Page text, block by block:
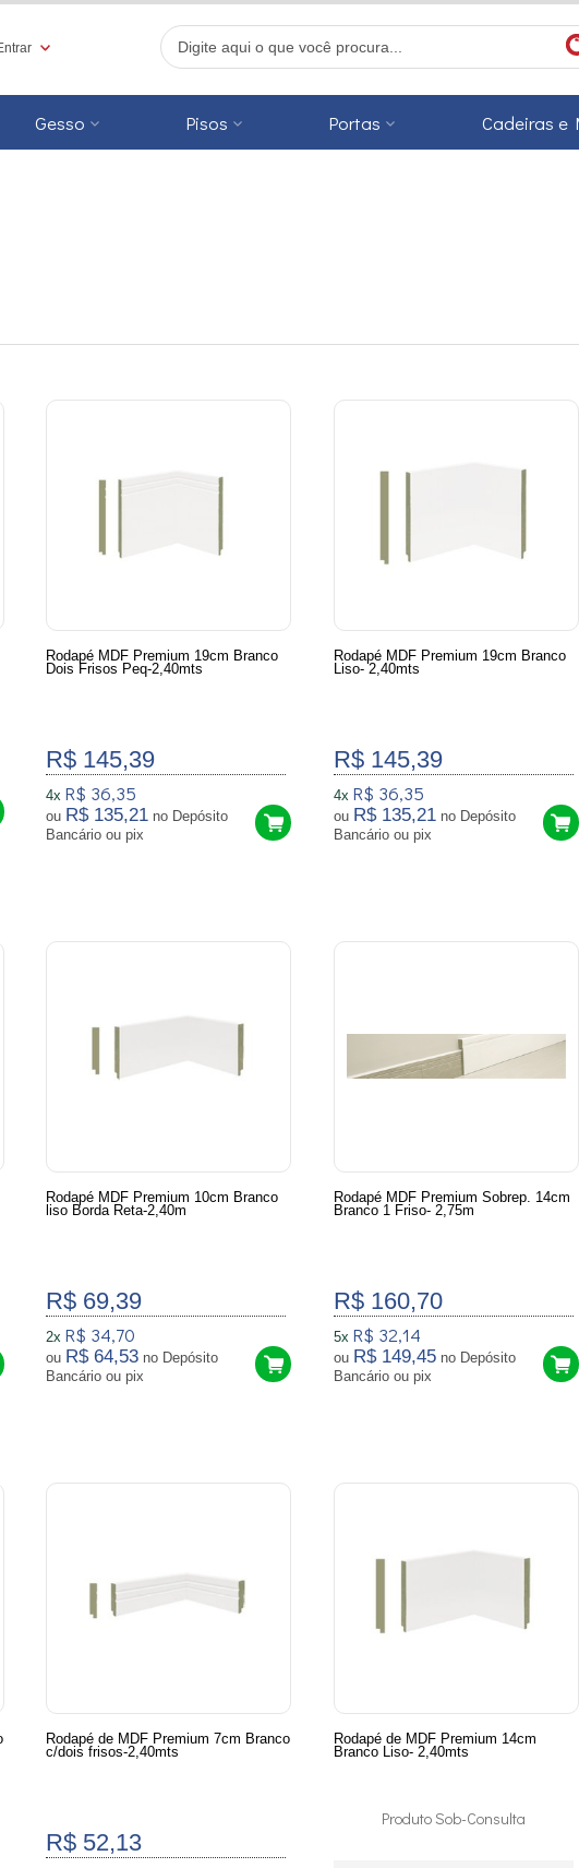
Gesso Pisos Portas Cadeiras e
Rodapé MDF Premium 19cm Branco
Dois Frisos Peq-2,40mts
R$ 145,39
4x R$ 36,35
ou R$ 135,21 no Depósito
Bancário ou pix
Rodapé MDF Premium 19cm Branco
Liso- 2,40mts
R$ 145,39
4x R$ 36,35
ou R$ 135,21 no Depósito
Bancário ou pix
Rodapé MDF Premium 10cm Branco
liso Borda Reta-2,40m
R$ 69,39
2x R$ 34,70
ou R$ 64,53 no Depósito
Bancário ou pix
Rodapé MDF Premium Sobrep. 14cm
Branco 1 Friso- 2,75m
R$ 160,70
5x R$ 32,14
ou R$ 149,45 no Depósito
Bancário ou pix
Rodapé de MDF Premium 7cm Branco
c/dois frisos-2,40mts
R$ 52,13
Rodapé de MDF Premium 14cm
Branco Liso- 2,40mts
Produto Sob-Consulta